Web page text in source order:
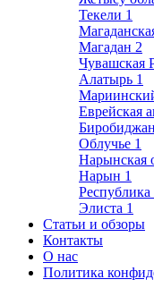
Текели 1
Магадан 2
Чувашская
Алатырь 1
Еврейская
Биробиджан
Облучье 1
Нарынская
Нарын 1
Элиста 1
Статьи и обзоры
Контакты
О нас
Политика